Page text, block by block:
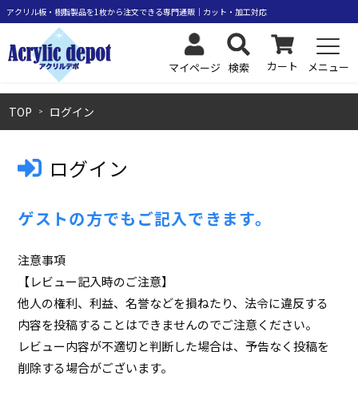
マイページ 検索 カート メニュー
TOP ログイン
ログイン
ゲストの方でもご記入できます。
注意事項
【レビュー記入時のご注意】
他人の権利、利益、名誉などを損ねたり、法令に違反する
内容を投稿することはできませんのでご注意ください。
レビュー内容が不適切と判断した場合は、予告なく投稿を
削除する場合がございます。